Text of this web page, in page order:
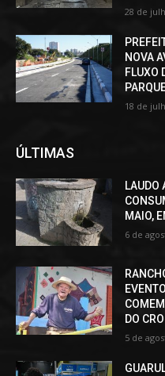
28 de
NOVA
FLUXO
18 de
ÚLTIMAS
LAUDO
MAIO,
6 de
DO
5 de